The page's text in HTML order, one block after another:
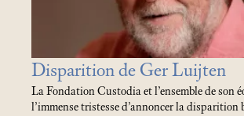
Disparition de Ger Luijten
La Fondation Custodia et l’ensemble de son
l’immense tristesse d’annoncer la disparition